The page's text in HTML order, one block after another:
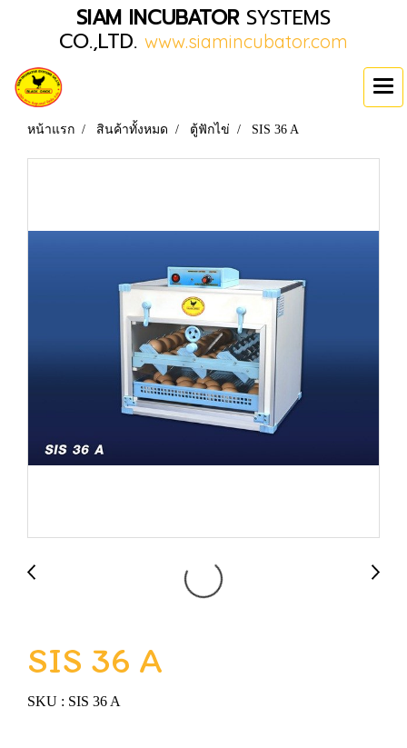
SIAM INCUBATORSYSTEMS
CO.,LTD. www.siamincubator.com
หน้าแรก สินค้าทั้งหมด ตู้ฟักไข่ SIS 36 A
SIS 36 A
SKU : SIS 36 A